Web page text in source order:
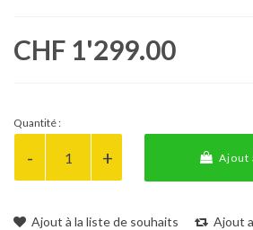
CHF 1'299.00
Quantité :
Ajout
Ajout à la liste de souhaits Ajout